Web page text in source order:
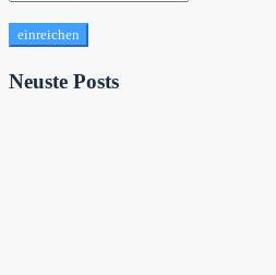
einreichen
Neuste Posts